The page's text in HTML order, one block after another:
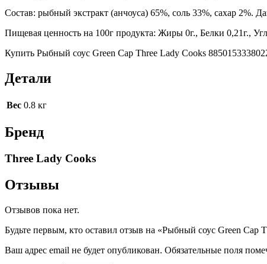
Состав: рыбный экстракт (анчоуса) 65%, соль 33%, сахар 2%.
Пищевая ценность на 100г продукта: Жиры 0г., Белки 0,21г.,
Купить Рыбный соус Green Cap Three Lady Cooks
Детали
Вес 0.8 кг
Бренд
Three Lady Cooks
Отзывы
Отзывов пока нет.
Будьте первым, кто оставил отзыв на «Рыбный соус Green Cap
Ваш адрес email не будет опубликован. Обязательные поля